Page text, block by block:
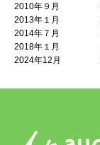
2010年９月
2013年１月
2014年７月
2018年１月
2024年12月